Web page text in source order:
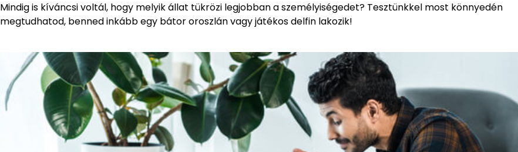
Mindig is kíváncsi voltál, hogy melyik állat tükrözi legjobban a személyiségedet? Tesztünkkel most könnyedén
megtudhatod, benned inkább egy bátor oroszlán vagy játékos delfin lakozik!